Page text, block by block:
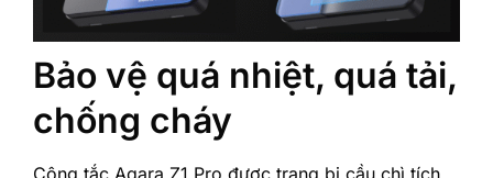
Bảo vệ quá nhiệt, quá tải,
chống cháy
Công tắc Aqara Z1 Pro được trang bị cầu chì tích